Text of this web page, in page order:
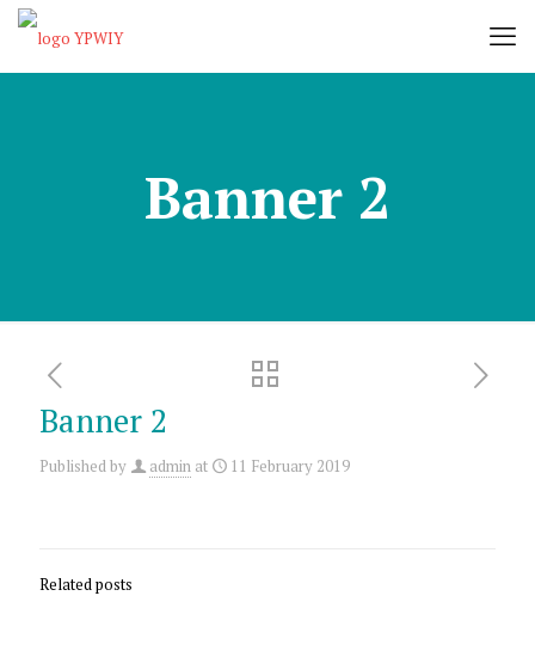
Banner 2
Banner 2
Published by admin at 11 February 2019
Related posts